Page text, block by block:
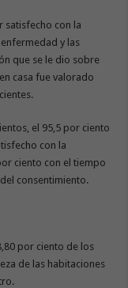
satisfecho con la
y las
que se le dio sobre
casa fue valorado
el 95,5 por ciento
con la
ciento con el tiempo
consentimiento.
por ciento de los
de las habitaciones